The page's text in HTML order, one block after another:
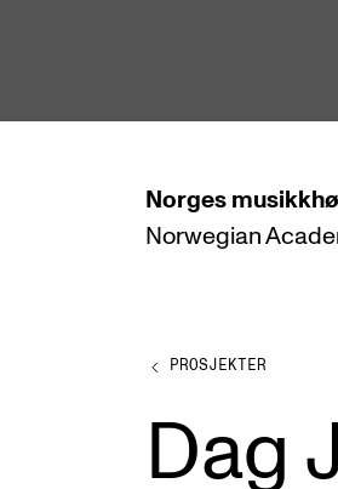
Norges
Norwegian
STUDIER
Bachelor
Doktorgrad
PROSJEKTER
Dag